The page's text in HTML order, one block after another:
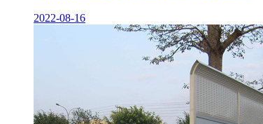
2022-08-16